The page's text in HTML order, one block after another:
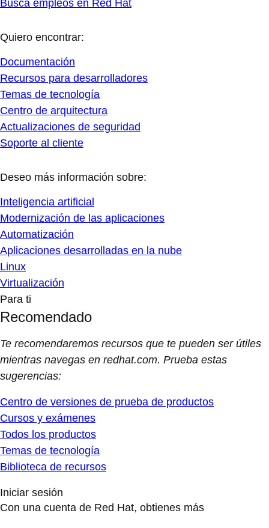
Busca empleos en Red Hat
Quiero encontrar:
Documentación
Recursos para desarrolladores
Temas de tecnología
Centro de arquitectura
Actualizaciones de seguridad
Soporte al cliente
Deseo más información sobre:
Inteligencia artificial
Modernización de las aplicaciones
Automatización
Aplicaciones desarrolladas en la nube
Linux
Virtualización
Para ti
Recomendado
Te recomendaremos recursos que te pueden ser útiles
mientras navegas en redhat.com. Prueba estas
sugerencias:
Centro de versiones de prueba de productos
Cursos y exámenes
Todos los productos
Temas de tecnología
Biblioteca de recursos
Iniciar sesión
Con una cuenta de Red Hat, obtienes más